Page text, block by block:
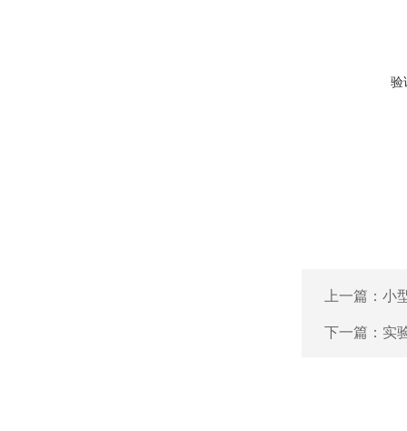
验
上一篇： 小
下一篇： 实